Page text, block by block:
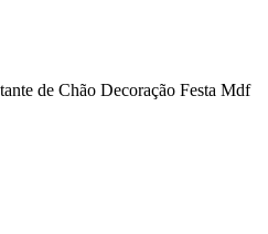
de Chão Decoração Festa Mdf